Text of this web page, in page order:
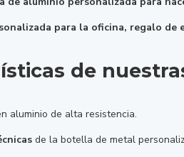
para la oficina, regalo de
de
aluminio de alta resistencia.
de la botella de metal